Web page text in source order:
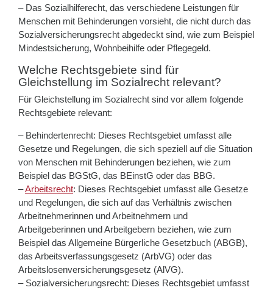
– Das Sozialhilferecht, das verschiedene Leistungen für
Menschen mit Behinderungen vorsieht, die nicht durch das
Sozialversicherungsrecht abgedeckt sind, wie zum Beispiel
Mindestsicherung, Wohnbeihilfe oder Pflegegeld.
Welche Rechtsgebiete sind für
Gleichstellung im Sozialrecht relevant?
Für Gleichstellung im Sozialrecht sind vor allem folgende
Rechtsgebiete relevant:
– Behindertenrecht: Dieses Rechtsgebiet umfasst alle
Gesetze und Regelungen, die sich speziell auf die Situation
von Menschen mit Behinderungen beziehen, wie zum
Beispiel das BGStG, das BEinstG oder das BBG.
–Arbeitsrecht: Dieses Rechtsgebiet umfasst alle Gesetze
und Regelungen, die sich auf das Verhältnis zwischen
Arbeitnehmerinnen und Arbeitnehmern und
Arbeitgeberinnen und Arbeitgebern beziehen, wie zum
Beispiel das Allgemeine Bürgerliche Gesetzbuch (ABGB),
das Arbeitsverfassungsgesetz (ArbVG) oder das
Arbeitslosenversicherungsgesetz (AlVG).
– Sozialversicherungsrecht: Dieses Rechtsgebiet umfasst